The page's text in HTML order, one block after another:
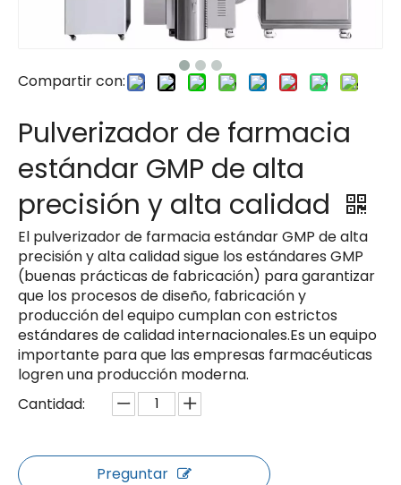
Compartir con:
Pulverizador de farmacia
estándar GMP de alta
precisión y alta calidad
El pulverizador de farmacia estándar GMP de alta
precisión y alta calidad sigue los estándares GMP
(buenas prácticas de fabricación) para garantizar
que los procesos de diseño, fabricación y
producción del equipo cumplan con estrictos
estándares de calidad internacionales.Es un equipo
importante para que las empresas farmacéuticas
logren una producción moderna.
Cantidad:
Preguntar